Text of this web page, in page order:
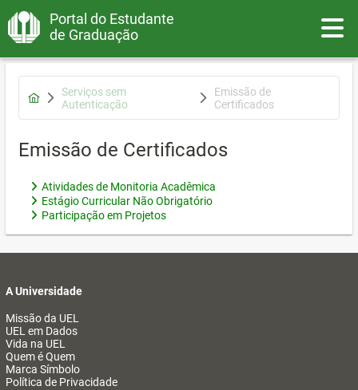
Portal do Estudante
de Graduação
Serviços sem
Autenticação
Emissão de
Certificados
Emissão de Certificados
Atividades de Monitoria Acadêmica
Estágio Curricular Não Obrigatório
Participação em Projetos
A Universidade
Missão da UEL
UEL em Dados
Vida na UEL
Quem é Quem
Marca Símbolo
Política de Privacidade